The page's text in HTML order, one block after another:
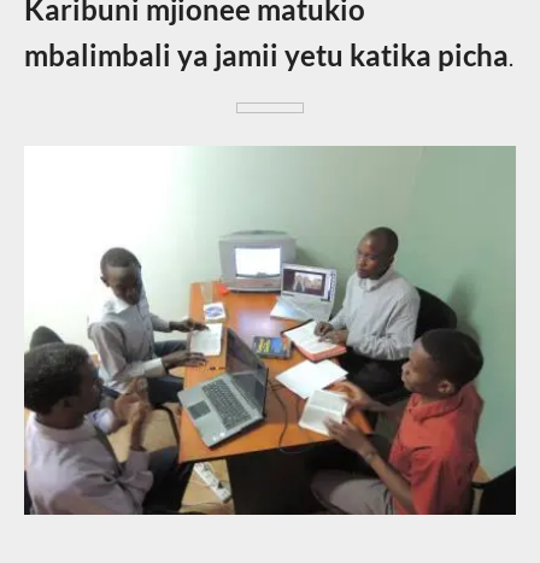
Karibuni mjionee matukio
mbalimbali ya jamii yetu katika picha.